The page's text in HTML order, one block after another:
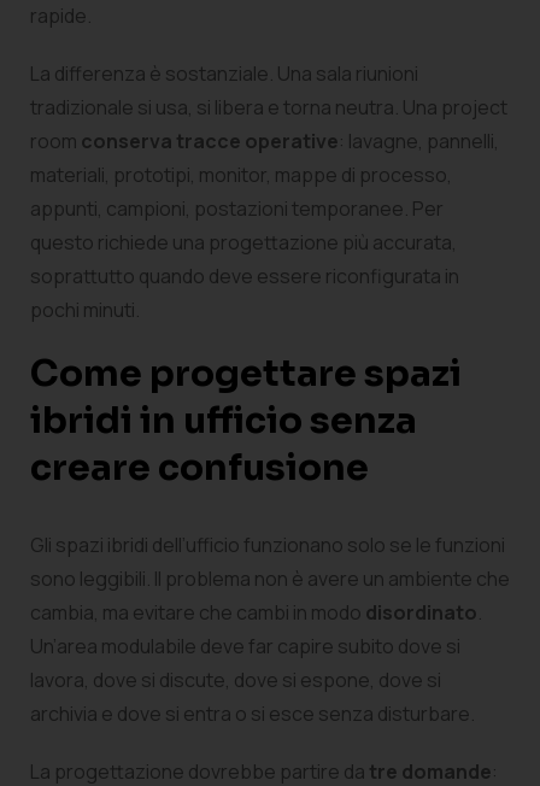
rapide.
La differenza è sostanziale. Una sala riunioni
tradizionale si usa, si libera e torna neutra. Una project
room conserva tracce operative: lavagne, pannelli,
materiali, prototipi, monitor, mappe di processo,
appunti, campioni, postazioni temporanee. Per
questo richiede una progettazione più accurata,
soprattutto quando deve essere riconfigurata in
pochi minuti.
Come progettare spazi
ibridi in ufficio senza
creare confusione
Gli spazi ibridi dell’ufficio funzionano solo se le funzioni
sono leggibili. Il problema non è avere un ambiente che
cambia, ma evitare che cambi in modo disordinato.
Un’area modulabile deve far capire subito dove si
lavora, dove si discute, dove si espone, dove si
archivia e dove si entra o si esce senza disturbare.
La progettazione dovrebbe partire da tre domande: